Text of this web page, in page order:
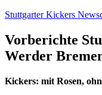
Zum
springen
Stuttgarter Kickers
Vorberichte
Werder
Kickers: mit Rosen,